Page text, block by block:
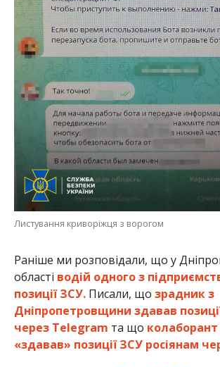
Листування криворіжця з ворогом
Раніше ми розповідали, що у
області водій одного з
позиції ЗСУ.Писали, що зрадник з
Дніпропетровщини здавав
через Telegram та що колаборант
«здавав» позиції ЗСУ росіянам